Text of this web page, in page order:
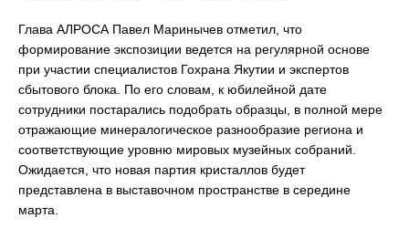
Глава АЛРОСА Павел Маринычев отметил, что
формирование экспозиции ведется на регулярной основе
при участии специалистов Гохрана Якутии и экспертов
сбытового блока. По его словам, к юбилейной дате
сотрудники постарались подобрать образцы, в полной мере
отражающие минералогическое разнообразие региона и
соответствующие уровню мировых музейных собраний.
Ожидается, что новая партия кристаллов будет
представлена в выставочном пространстве в середине
марта.